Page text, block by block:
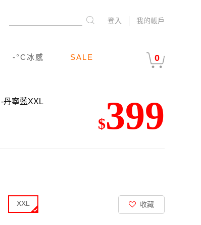
我的帳戶
登入
-°C冰感 SALE 0
-丹寧藍XXL
$399
XXL 收藏